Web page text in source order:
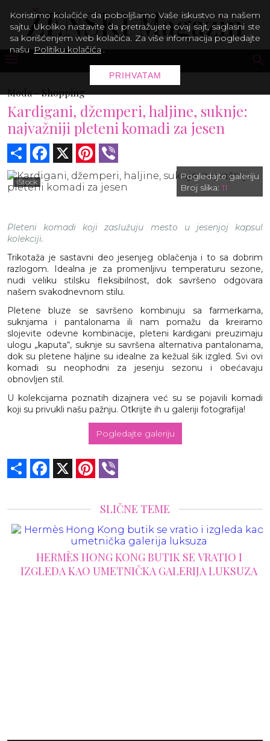
Moda -Shopping
Kardigani, džemperi, haljine, suknje:
najvažniji pleteni komadi za jesen
Share Facebook Pinterest
iStock
Pogledajte galeriju
Broj slika:11
Pleteni komadi koji zaslužuju mesto u jesenjoj kapsul
kolekciji.
Trikotaža je sastavni deo jesenjeg oblačenja i to sa dobrim
razlogom. Idealna je za promenljivu temperaturu sezone,
nudi veliku stilsku fleksibilnost, dok savršeno odgovara
našem svakodnevnom stilu.
Pletene bluze se savršeno kombinuju sa farmerkama,
suknjama i pantalonama ili nam pomažu da kreiramo
slojevite odevne kombinacije, pleteni kardigani preuzimaju
ulogu „kaputa“, suknje su savršena alternativa pantalonama,
dok su pletene haljine su idealne za kežual šik izgled. Svi ovi
komadi su neophodni za jesenju sezonu i obećavaju
obnovljen stil.
U kolekcijama poznatih dizajnera već su se pojavili komadi
koji su privukli našu pažnju. Otkrijte ih u galeriji fotografija!
Pogledajte galeriju
Share Facebook Pinterest
SLIČNE TEME
HERMÈS HONG KONG BUTIK SE VRATIO I
IZGLEDA KAO UMETNIČKA GALERIJA LUKSUZA
Koristimo kolačiće da poboljšamo Vaše iskustvo na našem
sajtu. Ukoliko nastavite da pretražujete ovaj sajt, saglasni ste
sa korišćenjem web kolačića. Za više informacija pogledajte
našu Politiku kolačića .
PRIHVATAM